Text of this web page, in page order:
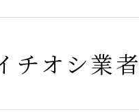
チオシ業